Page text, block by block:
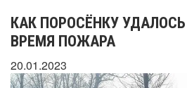
КАК ПОРОСЁНКУ
ВРЕМЯ ПОЖАРА
20.01.2023